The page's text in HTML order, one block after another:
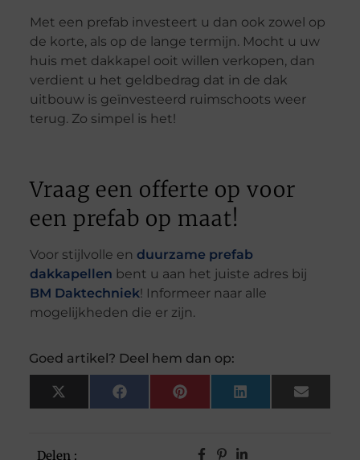
Delen :
Met een prefab investeert u dan ook zowel op
de korte, als op de lange termijn. Mocht u uw
huis met dakkapel ooit willen verkopen, dan
verdient u het geldbedrag dat in de dak
uitbouw is geïnvesteerd ruimschoots weer
terug. Zo simpel is het!
Vraag een offerte op voor
een prefab op maat!
Voor stijlvolle en duurzame prefab
dakkapellen bent u aan het juiste adres bij
BM Daktechniek! Informeer naar alle
mogelijkheden die er zijn.
Goed artikel? Deel hem dan op:
X
(Twitter)
FacebookPinterestLinkedInEmail